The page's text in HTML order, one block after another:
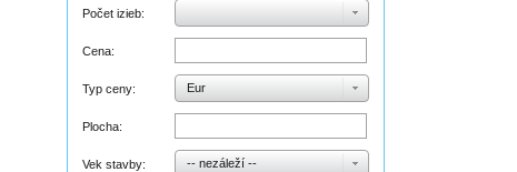
Počet izieb:
Cena:
Typ ceny: Eur
Plocha:
Vek stavby: -- nezáleží --